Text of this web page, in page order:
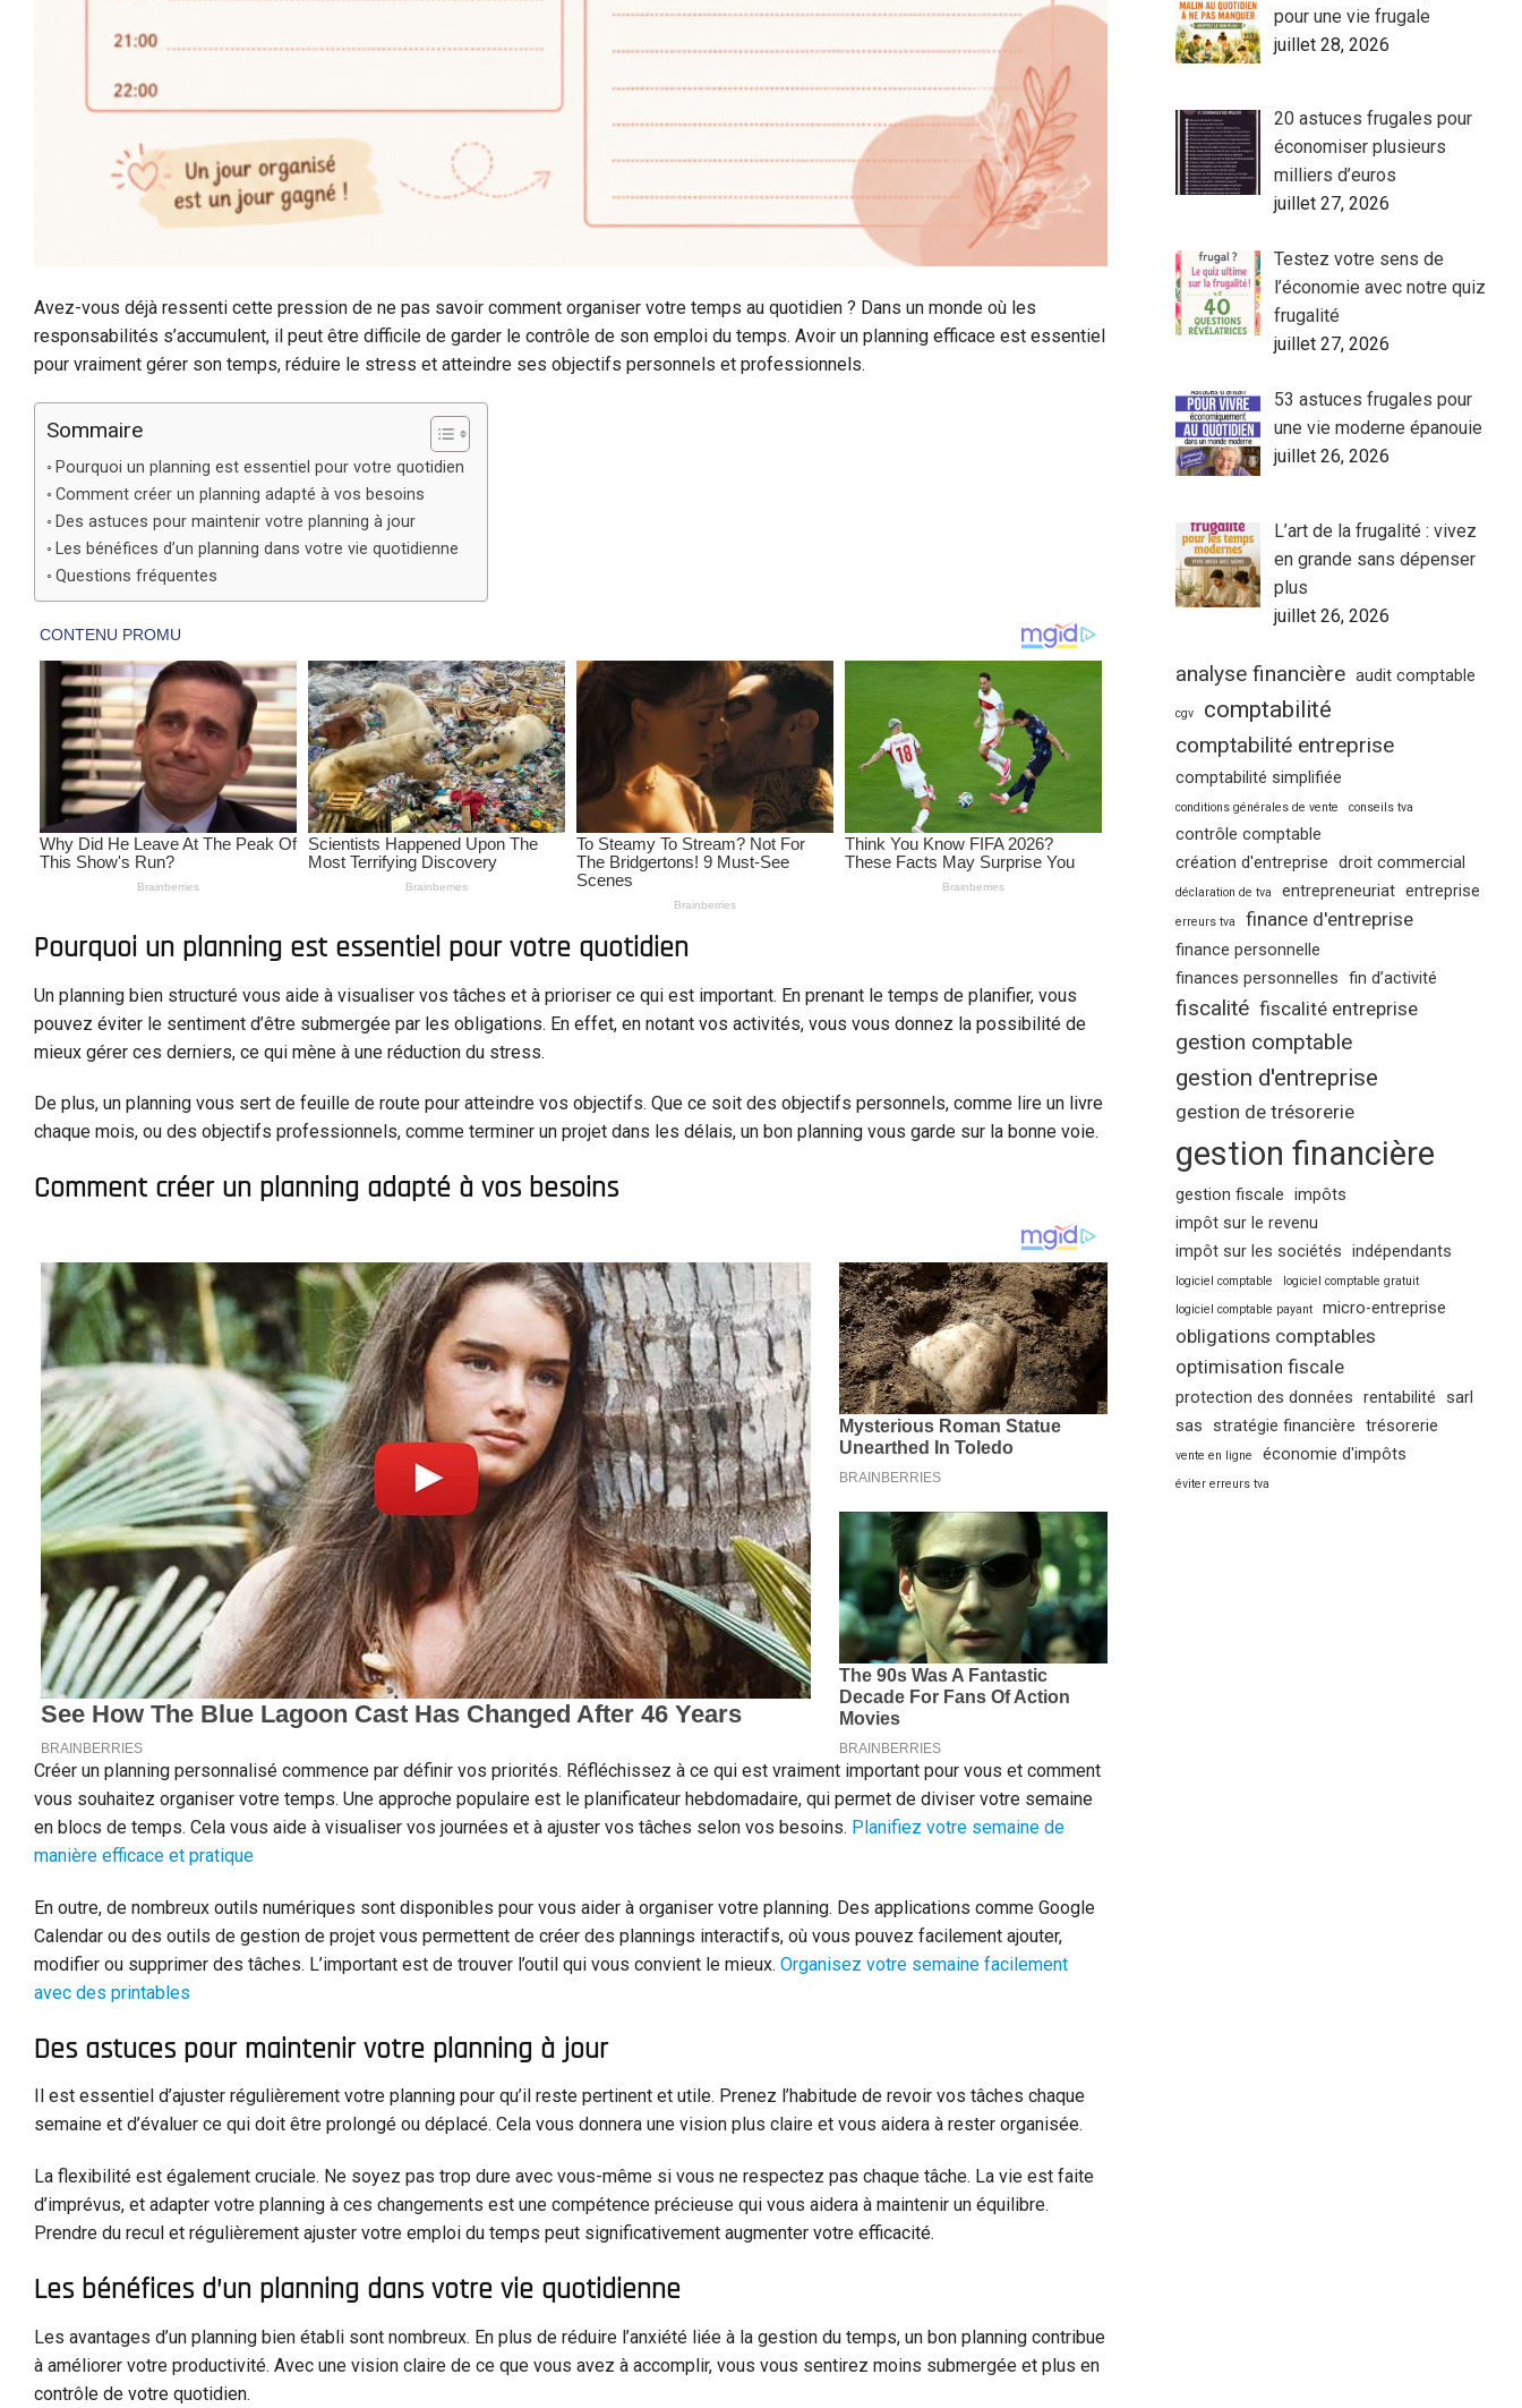
Avez-vous déjà ressenti cette pression de ne pas savoir comment organiser votre temps au quotidien ? Dans un monde où les
responsabilités s’accumulent, il peut être difficile de garder le contrôle de son emploi du temps. Avoir un planning efficace est essentiel
pour vraiment gérer son temps, réduire le stress et atteindre ses objectifs personnels et professionnels.
Sommaire
Pourquoi un planning est essentiel pour votre quotidien
Comment créer un planning adapté à vos besoins
Des astuces pour maintenir votre planning à jour
Les bénéfices d’un planning dans votre vie quotidienne
Questions fréquentes
Pourquoi un planning est essentiel pour votre quotidien
Un planning bien structuré vous aide à visualiser vos tâches et à prioriser ce qui est important. En prenant le temps de planifier, vous
pouvez éviter le sentiment d’être submergée par les obligations. En effet, en notant vos activités, vous vous donnez la possibilité de
mieux gérer ces derniers, ce qui mène à une réduction du stress.
De plus, un planning vous sert de feuille de route pour atteindre vos objectifs. Que ce soit des objectifs personnels, comme lire un livre
chaque mois, ou des objectifs professionnels, comme terminer un projet dans les délais, un bon planning vous garde sur la bonne voie.
Comment créer un planning adapté à vos besoins
Créer un planning personnalisé commence par définir vos priorités. Réfléchissez à ce qui est vraiment important pour vous et comment
vous souhaitez organiser votre temps. Une approche populaire est le planificateur hebdomadaire, qui permet de diviser votre semaine
en blocs de temps. Cela vous aide à visualiser vos journées et à ajuster vos tâches selon vos besoins. Planifiez votre semaine de
manière efficace et pratique
En outre, de nombreux outils numériques sont disponibles pour vous aider à organiser votre planning. Des applications comme Google
Calendar ou des outils de gestion de projet vous permettent de créer des plannings interactifs, où vous pouvez facilement ajouter,
modifier ou supprimer des tâches. L’important est de trouver l’outil qui vous convient le mieux. Organisez votre semaine facilement
avec des printables
Des astuces pour maintenir votre planning à jour
Il est essentiel d’ajuster régulièrement votre planning pour qu’il reste pertinent et utile. Prenez l’habitude de revoir vos tâches chaque
semaine et d’évaluer ce qui doit être prolongé ou déplacé. Cela vous donnera une vision plus claire et vous aidera à rester organisée.
La flexibilité est également cruciale. Ne soyez pas trop dure avec vous-même si vous ne respectez pas chaque tâche. La vie est faite
d’imprévus, et adapter votre planning à ces changements est une compétence précieuse qui vous aidera à maintenir un équilibre.
Prendre du recul et régulièrement ajuster votre emploi du temps peut significativement augmenter votre efficacité.
Les bénéfices d’un planning dans votre vie quotidienne
Les avantages d’un planning bien établi sont nombreux. En plus de réduire l’anxiété liée à la gestion du temps, un bon planning contribue
à améliorer votre productivité. Avec une vision claire de ce que vous avez à accomplir, vous vous sentirez moins submergée et plus en
contrôle de votre quotidien.
pour une vie frugale
juillet 28, 2026
20 astuces frugales pour
économiser plusieurs
milliers d’euros
juillet 27, 2026
Testez votre sens de
l’économie avec notre quiz
frugalité
juillet 27, 2026
53 astuces frugales pour
une vie moderne épanouie
juillet 26, 2026
L’art de la frugalité : vivez
en grande sans dépenser
plus
juillet 26, 2026
analyse financière audit comptable
cgv comptabilité
comptabilité entreprise
comptabilité simplifiée
conditions générales de vente conseils tva
contrôle comptable
création d'entreprise droit commercial
déclaration de tva entrepreneuriat entreprise
erreurs tva finance d'entreprise
finance personnelle
finances personnelles fin d’activité
fiscalité fiscalité entreprise
gestion comptable
gestion d'entreprise
gestion de trésorerie
gestion financière
gestion fiscale impôts
impôt sur le revenu
impôt sur les sociétés indépendants
logiciel comptable
logiciel comptable gratuit
logiciel comptable payant
micro-entreprise
obligations comptables
optimisation fiscale
protection des données rentabilité
sarl
sas
stratégie financière trésorerie
vente en ligne économie d'impôts
éviter erreurs tva